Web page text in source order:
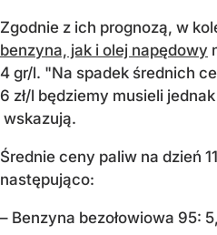
Zgodnie z ich prognozą, w
benzyna, jak i olej napędowy
4 gr/l. "Na spadek średnich
6 zł/l będziemy musieli
wskazują.
Średnie ceny paliw na dzień
następująco:
– Benzyna bezołowiowa 95: